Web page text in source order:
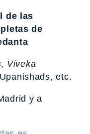
de las
de
, Viveka
etc.
y a